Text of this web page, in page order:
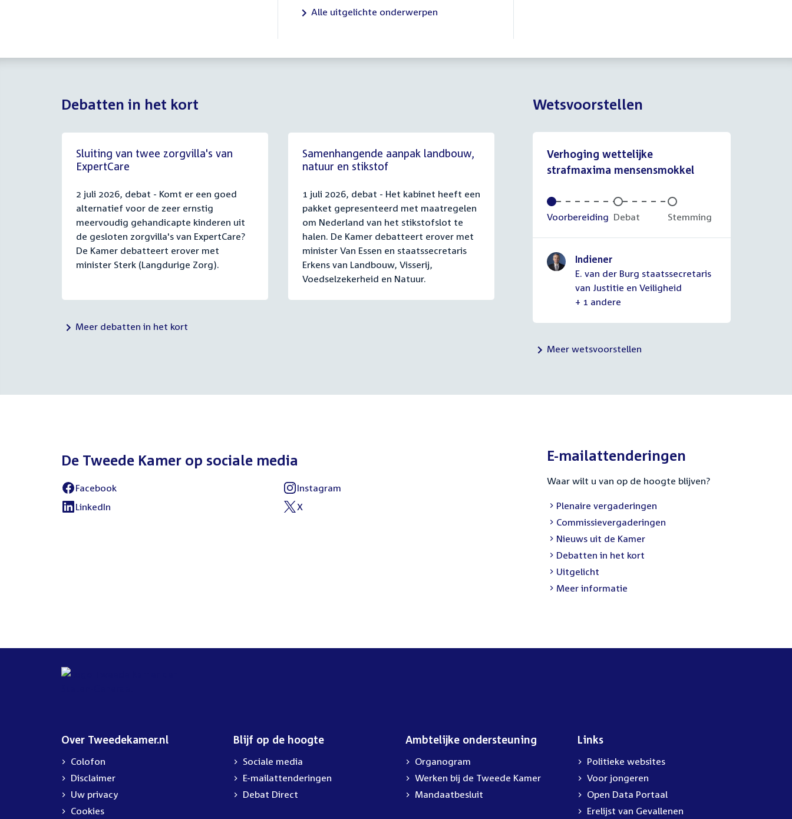
Alle uitgelichte onderwerpen
Debatten in het kort
Sluiting van twee zorgvilla's van
ExpertCare
2 juli 2026, debat - Komt er een goed
alternatief voor de zeer ernstig
meervoudig gehandicapte kinderen uit
de gesloten zorgvilla's van ExpertCare?
De Kamer debatteert erover met
minister Sterk (Langdurige Zorg).
Samenhangende aanpak landbouw,
natuur en stikstof
1 juli 2026, debat - Het kabinet heeft een
pakket gepresenteerd met maatregelen
om Nederland van het stikstofslot te
halen. De Kamer debatteert erover met
minister Van Essen en staatssecretaris
Erkens van Landbouw, Visserij,
Voedselzekerheid en Natuur.
Meer debatten in het kort
Wetsvoorstellen
Verhoging wettelijke
strafmaxima mensensmokkel
Voltooid:
Voorbereiding Onvoltooid:
Debat Onvoltooid:
Stemming
Indiener
E. van der Burg staatssecretaris
van Justitie en Veiligheid
+ 1 andere
Meer wetsvoorstellen
De Tweede Kamer op sociale media
Facebook
Instagram
LinkedIn
X
E-mailattenderingen
Waar wilt u van op de hoogte blijven?
Plenaire vergaderingen
Commissievergaderingen
Nieuws uit de Kamer
Debatten in het kort
Uitgelicht
Meer informatie
Over Tweedekamer.nl
Colofon
Disclaimer
Uw privacy
Cookies
Blijf op de hoogte
Sociale media
E-mailattenderingen
Debat Direct
Ambtelijke ondersteuning
Organogram
Werken bij de Tweede Kamer
Mandaatbesluit
Links
Politieke websites
Voor jongeren
Open Data Portaal
Erelijst van Gevallenen